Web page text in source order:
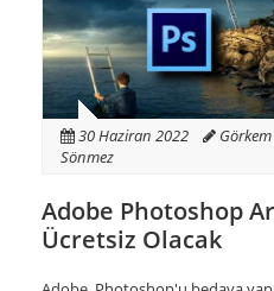
30 Haziran 2022
Görkem
Sönmez
Adobe Photoshop
Ücretsiz Olacak